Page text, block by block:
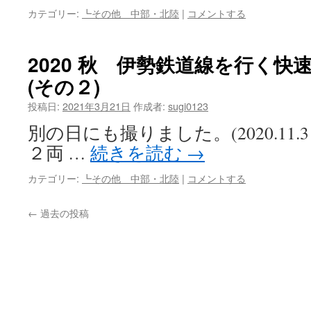
カテゴリー: ┗その他 中部・北陸 | コメントする
2020 秋 伊勢鉄道線を行く快
(その２)
投稿日: 2021年3月21日 作成者: sugi0123
別の日にも撮りました。
２両 … 続きを読む →
カテゴリー: ┗その他 中部・北陸 | コメントする
← 過去の投稿